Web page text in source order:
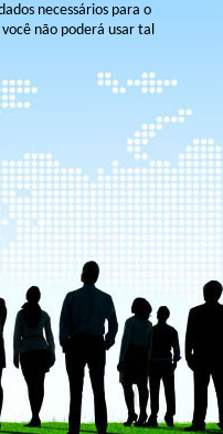
necessários para o
não poderá usar tal